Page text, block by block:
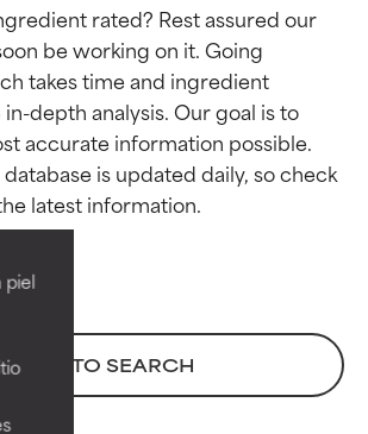
piel
rated? Rest assured our
be working on it. Going
takes time and ingredient
depth analysis. Our goal is to
accurate information possible.
is updated daily, so check
BACK TO SEARCH
de
sobresaliente con
reales para la piel. Su
de
sobresaliente con
reales para la piel. Su